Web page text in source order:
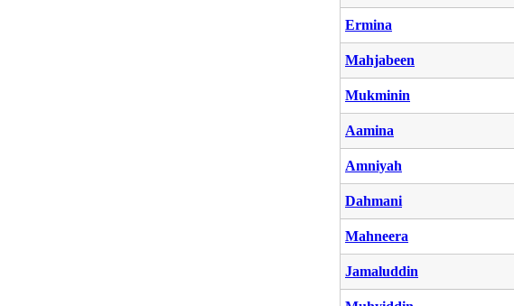
Ermina
Mahjabeen
Mukminin
Aamina
Amniyah
Dahmani
Mahneera
Jamaluddin